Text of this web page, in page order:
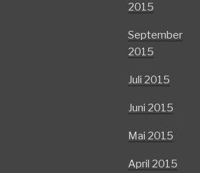
2015
September
2015
Juli 2015
Juni 2015
Mai 2015
April 2015